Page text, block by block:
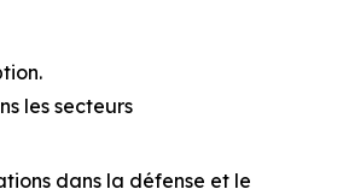
les secteurs
dans la défense et le